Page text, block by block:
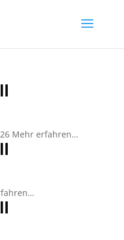
Mehr erfahren…